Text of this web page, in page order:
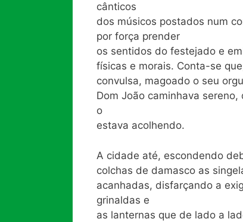
cânticos
dos músicos postados num
por força prender
os sentidos do festejado e
físicas e morais. Conta-se
convulsa, magoado o seu
Dom João caminhava
o
estava acolhendo.
A cidade até, escondendo
colchas de damasco as
acanhadas, disfarçando a
grinaldas e
as lanternas que de lado a